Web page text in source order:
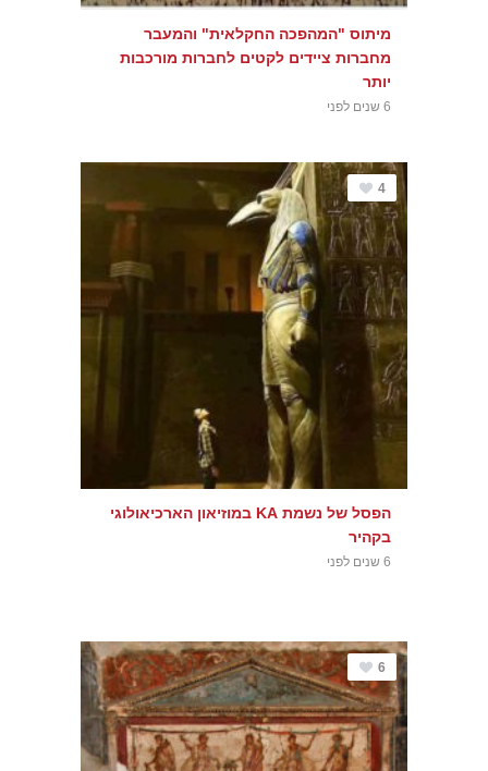
מיתוס "המהפכה החקלאית" והמעבר
מחברות ציידים לקטים לחברות מורכבות
יותר
6 שנים לפני
4
הפסל של נשמת KA במוזיאון הארכיאולוגי
בקהיר
6 שנים לפני
6